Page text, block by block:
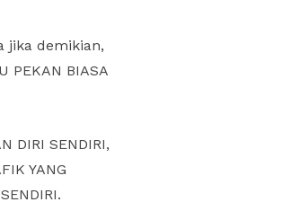
jika demikian,
PEKAN BIASA
DIRI SENDIRI,
YANG